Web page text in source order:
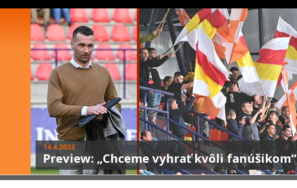
14.4.2022
Preview: „Chceme vyhrať kvôli fanúšikom“